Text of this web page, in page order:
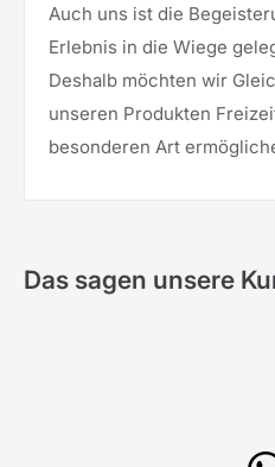
Auch uns ist die
Erlebnis in die Wiege
Deshalb möchten wir
unseren Produkten
besonderen Art
Das sagen unsere